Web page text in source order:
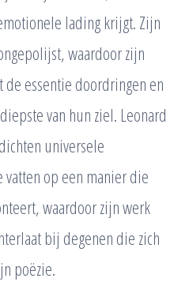
lading krijgt. Zijn
waardoor zijn
essentie doordringen en
van hun ziel. Leonard
universele
op een manier die
waardoor zijn werk
bij degenen die zich
poëzie.